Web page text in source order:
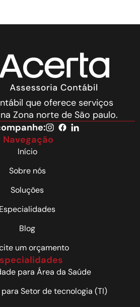
que oferece serviços
Zona norte de São paulo.
Navegação
Início
Sobre nós
Soluções
Especialidades
Blog
um orçamento
para Área da Saúde
Setor de tecnologia (TI)